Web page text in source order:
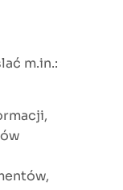
m.in.: